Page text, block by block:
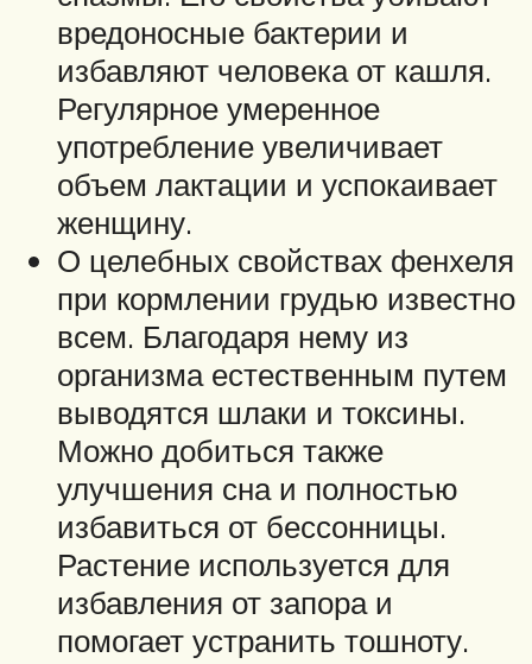
вредоносные бактерии и
избавляют человека от кашля.
Регулярное умеренное
употребление увеличивает
объем лактации и успокаивает
женщину.
О целебных свойствах фенхеля
при кормлении грудью известно
всем. Благодаря нему из
организма естественным путем
выводятся шлаки и токсины.
Можно добиться также
улучшения сна и полностью
избавиться от бессонницы.
Растение используется для
избавления от запора и
помогает устранить тошноту.